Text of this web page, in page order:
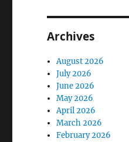
Archives
August 2026
July 2026
June 2026
May 2026
April 2026
March 2026
February 2026